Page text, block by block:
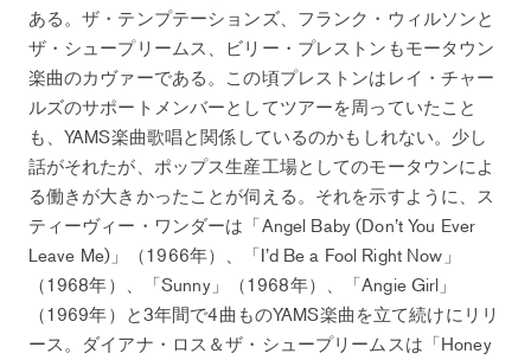
ある。ザ・テンプテーションズ、フランク・ウィルソンと
ザ・シュープリームス、ビリー・プレストンもモータウン
楽曲のカヴァーである。この頃プレストンはレイ・チャー
ルズのサポートメンバーとしてツアーを周っていたこと
も、YAMS楽曲歌唱と関係しているのかもしれない。少し
話がそれたが、ポップス生産工場としてのモータウンによ
る働きが大きかったことが伺える。それを示すように、ス
ティーヴィー・ワンダーは「Angel Baby (Don’t You Ever
Leave Me)」（1966年）、「I’d Be a Fool Right Now」
（1968年）、「Sunny」（1968年）、「Angie Girl」
（1969年）と3年間で4曲ものYAMS楽曲を立て続けにリリ
ース。ダイアナ・ロス＆ザ・シュープリームスは「Honey